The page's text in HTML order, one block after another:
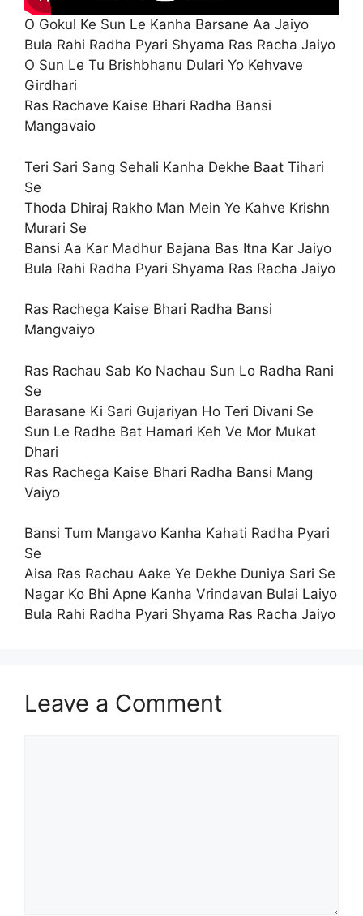
O Gokul Ke Sun Le Kanha Barsane Aa Jaiyo
Bula Rahi Radha Pyari Shyama Ras Racha Jaiyo
O Sun Le Tu Brishbhanu Dulari Yo Kehvave
Girdhari
Ras Rachave Kaise Bhari Radha Bansi
Mangavaio
Teri Sari Sang Sehali Kanha Dekhe Baat Tihari
Se
Thoda Dhiraj Rakho Man Mein Ye Kahve Krishn
Murari Se
Bansi Aa Kar Madhur Bajana Bas Itna Kar Jaiyo
Bula Rahi Radha Pyari Shyama Ras Racha Jaiyo
Ras Rachega Kaise Bhari Radha Bansi
Mangvaiyo
Ras Rachau Sab Ko Nachau Sun Lo Radha Rani
Se
Barasane Ki Sari Gujariyan Ho Teri Divani Se
Sun Le Radhe Bat Hamari Keh Ve Mor Mukat
Dhari
Ras Rachega Kaise Bhari Radha Bansi Mang
Vaiyo
Bansi Tum Mangavo Kanha Kahati Radha Pyari
Se
Aisa Ras Rachau Aake Ye Dekhe Duniya Sari Se
Nagar Ko Bhi Apne Kanha Vrindavan Bulai Laiyo
Bula Rahi Radha Pyari Shyama Ras Racha Jaiyo
Leave a Comment